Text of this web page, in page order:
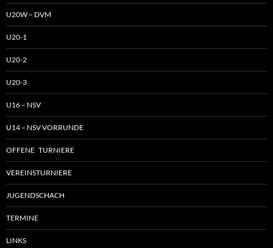
U20W – DVM
U20-1
U20-2
U20-3
U16 – NSV
U14 – NSV VORRUNDE
OFFENE TURNIERE
VEREINSTURNIERE
JUGENDSCHACH
TERMINE
LINKS